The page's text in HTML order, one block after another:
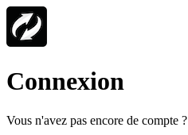
Connexion
Vous n'avez pas encore de compte ?